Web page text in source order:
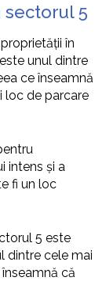
5
în
unul dintre
ce înseamnă
loc de parcare
intens și a
fi un loc
5 este
dintre cele mai
că